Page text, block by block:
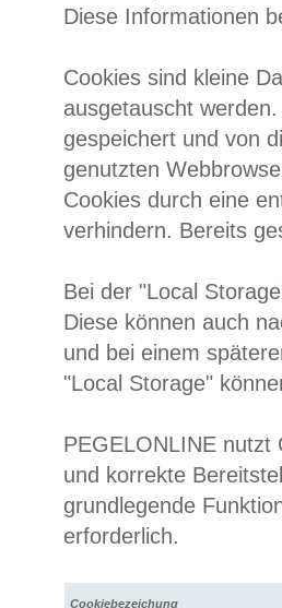
Diese Informationen
Cookies sind kleine
ausgetauscht
gespeichert und von
genutzten
Cookies durch eine
verhindern. Bereits
Bei der "Local
Diese können auch
und bei einem
"Local Storage"
PEGELONLINE nutzt
und korrekte
grundlegende
erforderlich.
Cookiebezeichung